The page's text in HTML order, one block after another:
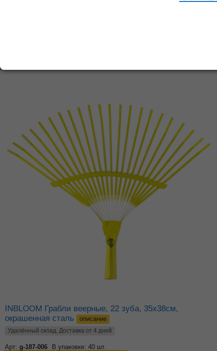
INBLOOM Грабли веерные, 22 зуба, 35х38см,
окрашенная сталь
описание
Удалённый склад. Доставка от 4 дней
Арт: g-187-006 В упаковке: 40 шт.